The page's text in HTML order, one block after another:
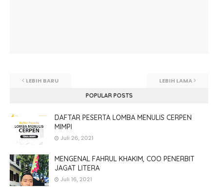
LEBIH BARU LEBIH LAMA
POPULAR POSTS
DAFTAR PESERTA LOMBA MENULIS CERPEN
MIMPI
Juli 26, 2021
MENGENAL FAHRUL KHAKIM, COO PENERBIT
JAGAT LITERA
Juli 16, 2021